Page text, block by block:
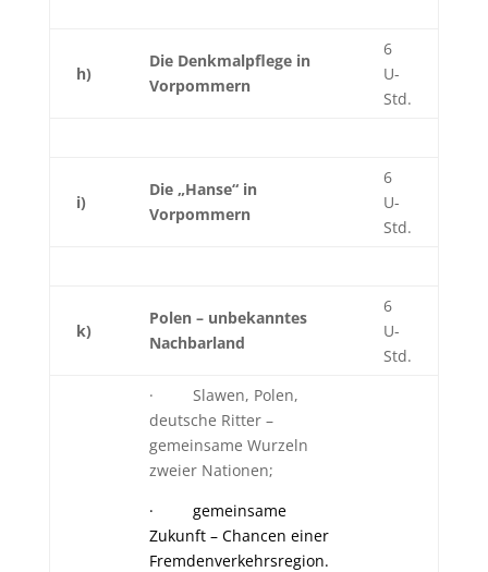
h)
Die Denkmalpflege in
Vorpommern
6
U-
Std.
i)
Die „Hanse“ in
Vorpommern
6
U-
Std.
k)
Polen – unbekanntes
Nachbarland
6
U-
Std.
· Slawen, Polen,
deutsche Ritter –
gemeinsame Wurzeln
zweier Nationen;
· gemeinsame
Zukunft – Chancen einer
Fremdenverkehrsregion.